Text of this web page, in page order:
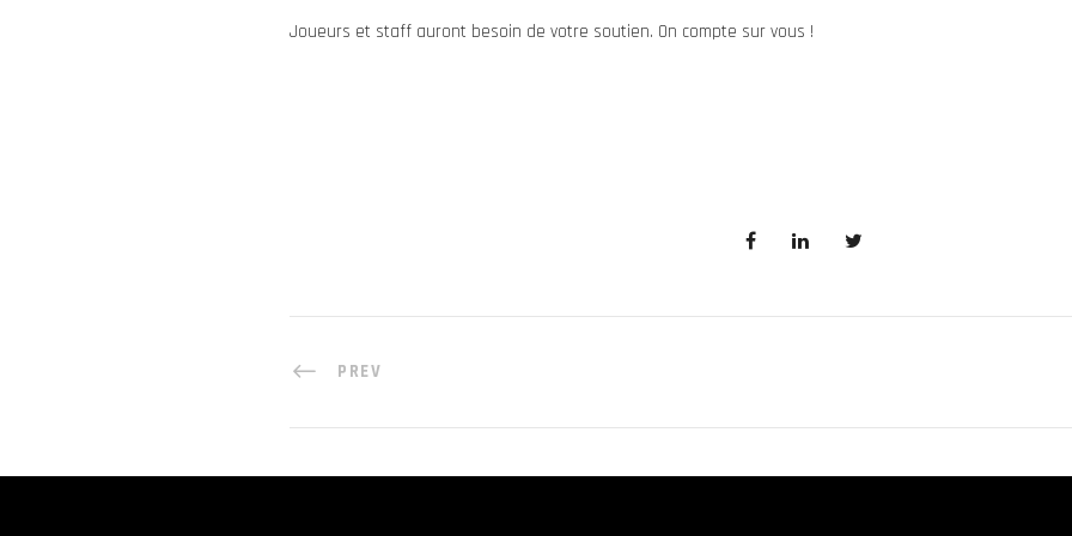
Joueurs et staff auront besoin de votre soutien. On compte sur vous !
PREV